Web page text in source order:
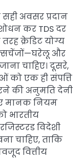
अवसर प्रदान
कर TDS दर
क्रेडिट योग्य
और
चाहिए। दूसरे,
को एक ही संपत्ति
की अनुमति देनी
मानक नियम
भारतीय
विदेशी
चाहिए, ताकि
वित्तीय